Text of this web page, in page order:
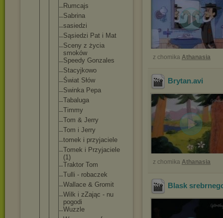
Rumcajs
Sabrina
sasiedzi
Sąsiedzi Pat i Mat
Sceny z życia
smoków
Speedy Gonzales
Stacyjkowo
Świat Słów
Swinka Pepa
Tabaluga
Timmy
Tom & Jerry
Tom i Jerry
tomek i przyjaciele
Tomek i Przyjaciele
(1)
Traktor Tom
Tulli - robaczek
Wallace & Gromit
Wilk i zZając - nu
pogodi
Wuzzle
z chomika Athanasia
Brytan.avi
z chomika Athanasia
Blask